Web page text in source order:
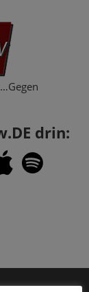
drin: